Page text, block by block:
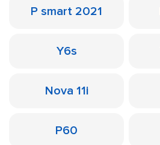
P smart 2021
Y6s
Nova 11i
P60